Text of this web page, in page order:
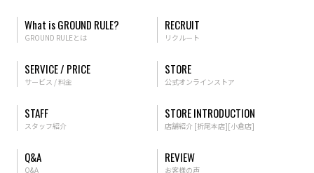
What is GROUND RULE?
GROUND RULEとは
SERVICE / PRICE
サービス / 料金
STAFF
スタッフ紹介
Q&A
Q&A
RECRUIT
リクルート
STORE
公式オンラインストア
STORE INTRODUCTION
店舗紹介 [折尾本店][小倉店]
REVIEW
お客様の声